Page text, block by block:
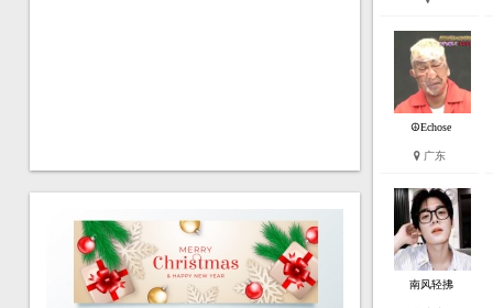
☮Echose
广东
南风轻拂